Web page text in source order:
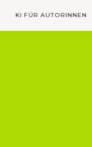
KI FÜR AUTORINNEN